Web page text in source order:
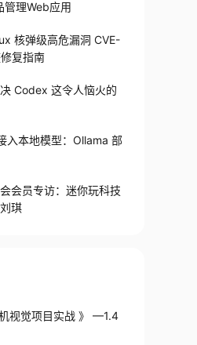
管理Web应用
核弹级高危漏洞 CVE-
复指南
Codex 这令人恼火的
入本地模型：Ollama 部
会员专访：迷你玩科技
琪
视觉项目实战 》 —1.4